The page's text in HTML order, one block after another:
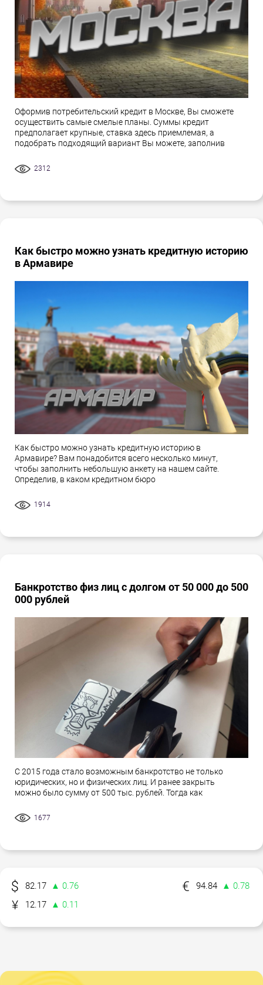
Оформив потребительский кредит в Москве, Вы сможете
осуществить самые смелые планы. Суммы кредит
предполагает крупные, ставка здесь приемлемая, а
подобрать подходящий вариант Вы можете, заполнив
2312
Как быстро можно узнать кредитную историю
в Армавире
Как быстро можно узнать кредитную историю в
Армавире? Вам понадобится всего несколько минут,
чтобы заполнить небольшую анкету на нашем сайте.
Определив, в каком кредитном бюро
1914
Банкротство физ лиц с долгом от 50 000 до 500
000 рублей
С 2015 года стало возможным банкротство не только
юридических, но и физических лиц. И ранее закрыть
можно было сумму от 500 тыс. рублей. Тогда как
1677
82.17 ▲ 0.76 94.84
▲ 0.78
12.17
▲ 0.11